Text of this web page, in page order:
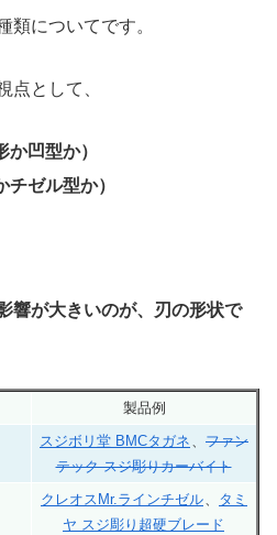
類についてです。
点として、
凹型か）
ゼル型か）
響が大きいのが、刃の形状で
製品例
スジボリ堂 BMCタガネ 、 ファン
テック スジ彫りカーバイト
クレオスMr.ラインチゼル、 タミ
ヤ スジ彫り超硬ブレード